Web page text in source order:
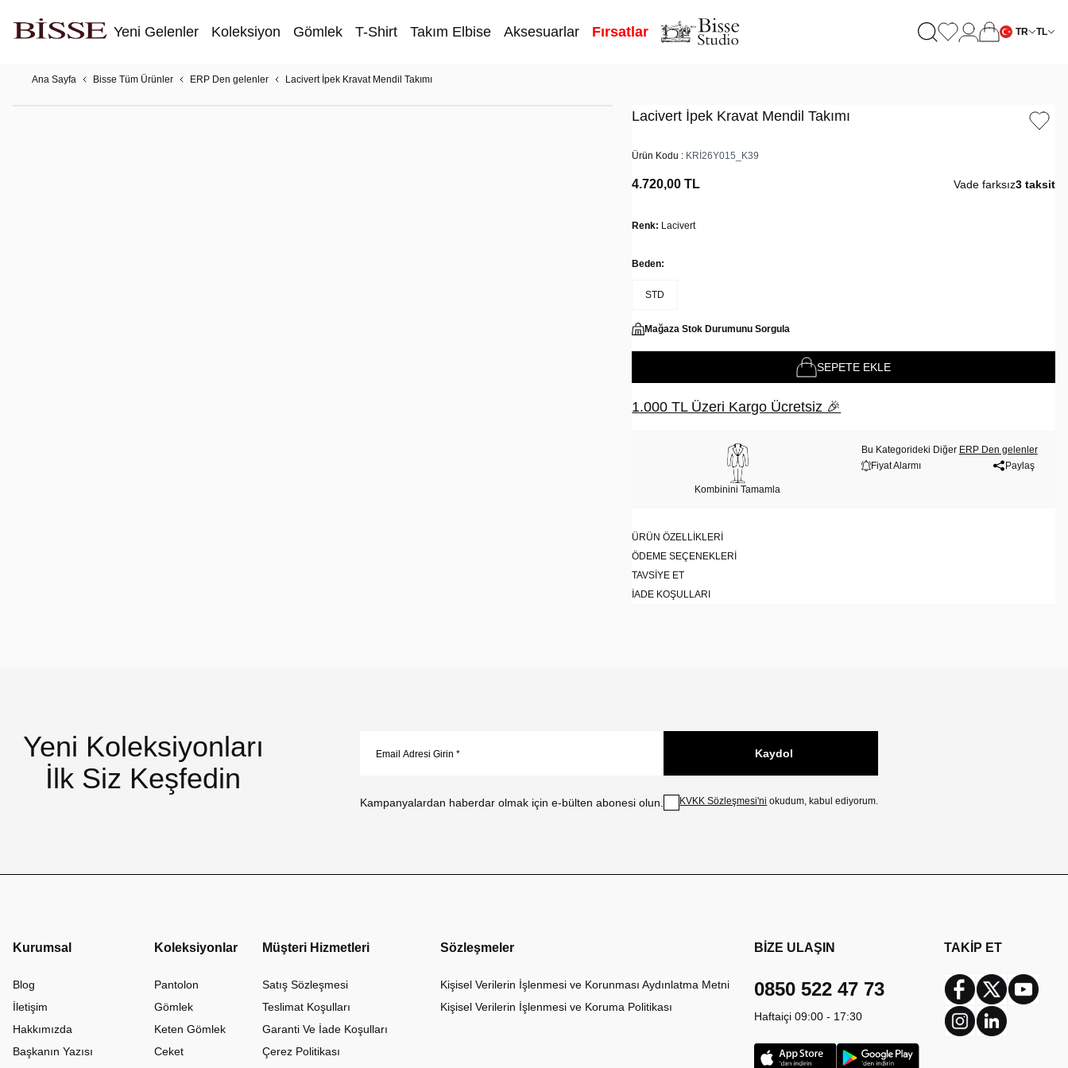
Yeni Gelenler Koleksiyon Gömlek T-Shirt Takım Elbise Aksesuarlar Fırsatlar TR TL
Ana Sayfa Bisse Tüm Ürünler ERP Den gelenler Lacivert İpek Kravat Mendil Takımı
Lacivert İpek Kravat Mendil Takımı
Ürün Kodu : KRİ26Y015_K39
4.720,00 TL Vade farksız3 taksit
Renk: Lacivert
Beden:
STD
Mağaza Stok Durumunu Sorgula
SEPETE EKLE
1.000 TL Üzeri Kargo Ücretsiz 🎉
Kombinini Tamamla
Bu Kategorideki Diğer ERP Den gelenler
Fiyat Alarmı
Paylaş
ÜRÜN ÖZELLIKLERI
ÖDEME SEÇENEKLERI
TAVSIYE ET
İADE KOŞULLARI
Yeni Koleksiyonları
İlk Siz Keşfedin
Kampanyalardan haberdar olmak için e-bülten abonesi olun.
Kaydol
KVKK Sözleşmesi'ni okudum, kabul ediyorum.
Kurumsal
Blog
İletişim
Hakkımızda
Başkanın Yazısı
Koleksiyonlar
Pantolon
Gömlek
Keten Gömlek
Ceket
Müşteri Hizmetleri
Satış Sözleşmesi
Teslimat Koşulları
Garanti Ve İade Koşulları
Çerez Politikası
Sözleşmeler
Kişisel Verilerin İşlenmesi ve Korunması Aydınlatma Metni
Kişisel Verilerin İşlenmesi ve Koruma Politikası
BİZE ULAŞIN
0850 522 47 73
Haftaiçi 09:00 - 17:30
TAKİP ET
Facebook
Twitter
InstagramLinkedin